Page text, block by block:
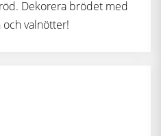
Dekorera brödet med
valnötter!